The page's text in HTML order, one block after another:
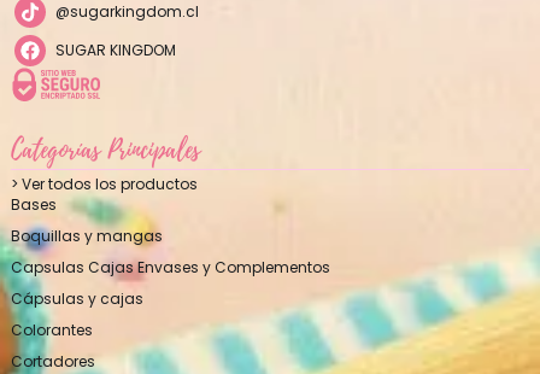
@sugarkingdom.cl
SUGAR KINGDOM
Categorías Principales
> Ver todos los productos
Bases
Boquillas y mangas
Capsulas Cajas Envases y Complementos
Cápsulas y cajas
Colorantes
Cortadores